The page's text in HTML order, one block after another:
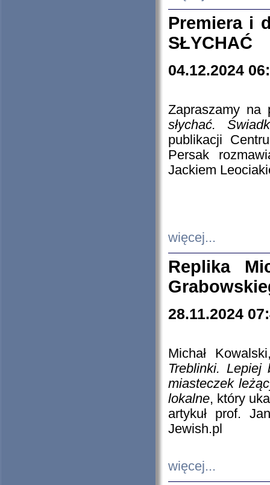
Premiera i
SŁYCHAĆ
04.12.2024
Zapraszamy
słychać.
publikacji
Persak
Jackiem
więcej...
Replika
28.11.2024
Michał
Treblinki. Lepiej
miasteczek
lokalne, który
artykuł prof.
Jewish.pl
więcej...